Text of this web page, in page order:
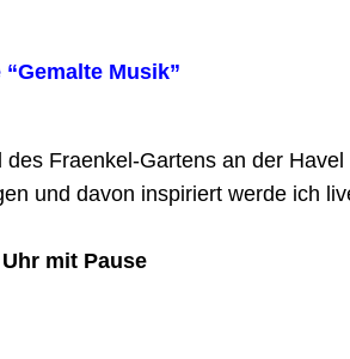
Musik”
Fraenkel-Gartens an der
und davon inspiriert werde ich
mit Pause